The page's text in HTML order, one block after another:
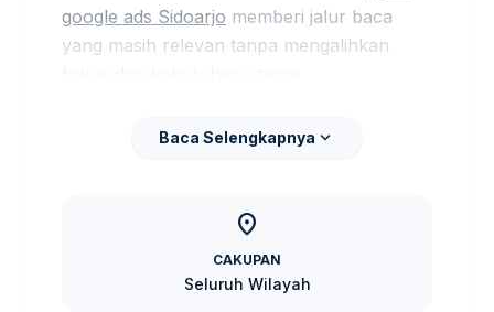
google ads Sidoarjo memberi jalur baca
yang masih relevan tanpa mengalihkan
Alasan Memilih Kami
dalam mengelola kampanye iklan yang
sukses. Dengan fokus pada spesifikasi
teknis dan analisis mendalam, kami
membantu Anda mencapai tujuan bisnis.
Baca Selengkapnya expand_more
location_on
CAKUPAN
Seluruh Wilayah